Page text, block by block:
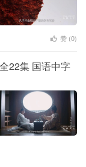
赞 (0)
22集 国语中字